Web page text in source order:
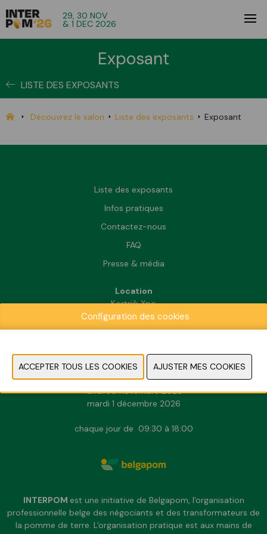
29, 30 NOV
& 1 DEC 2026
Exposant
LISTE DES EXPOSANTS
Découvrez le salon Liste des exposants Exposant
Liste des exposants
Infos pratiques
Contactez-nous
FAQ
Presse & média
Location
Kortrijk Xpo
Doorniksesteenweg 216
8500 Kortrijk
INFORMATION PRATIQUE
dimanche 29 novembre 2026
lundi 30 novembre 2026
mardi 1 décembre 2026
chaque jour de 09:30 à 18:00
INTERPOM est une initiative de Belgapom, l'organisation
professionnelle belge des négociants et des transformateurs de
la pomme de terre. L'organisation pratique est aux mains de
Configuration des cookies